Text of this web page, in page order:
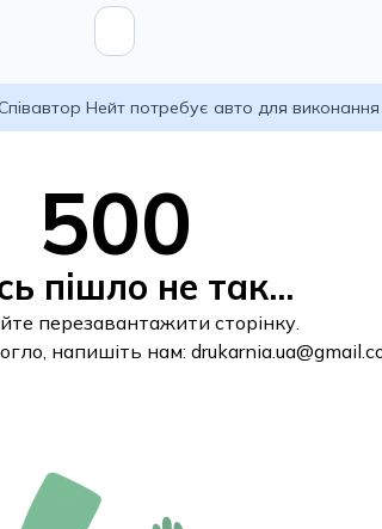
Співавтор Нейт потребує авто для
500
пішло не так...
перезавантажити сторінку.
напишіть нам: